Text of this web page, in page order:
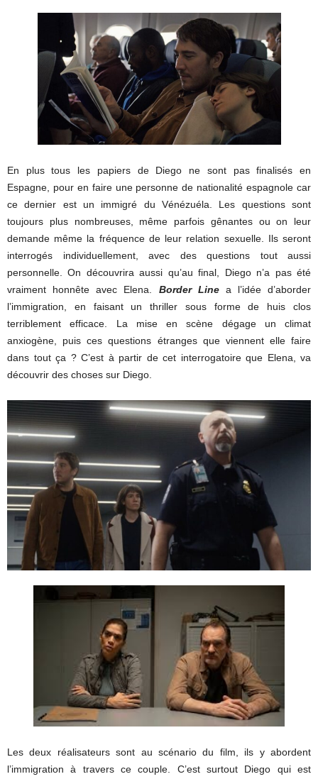
En plus tous les papiers de Diego ne sont pas finalisés en
Espagne, pour en faire une personne de nationalité espagnole car
ce dernier est un immigré du Vénézuéla. Les questions sont
toujours plus nombreuses, même parfois gênantes ou on leur
demande même la fréquence de leur relation sexuelle. Ils seront
interrogés individuellement, avec des questions tout aussi
personnelle. On découvrira aussi qu’au final, Diego n’a pas été
vraiment honnête avec Elena. Border Linea l’idée d’aborder
l’immigration, en faisant un thriller sous forme de huis clos
terriblement efficace. La mise en scène dégage un climat
anxiogène, puis ces questions étranges que viennent elle faire
dans tout ça ? C’est à partir de cet interrogatoire que Elena, va
découvrir des choses sur Diego.
Les deux réalisateurs sont au scénario du film, ils y abordent
l’immigration à travers ce couple. C’est surtout Diego qui est